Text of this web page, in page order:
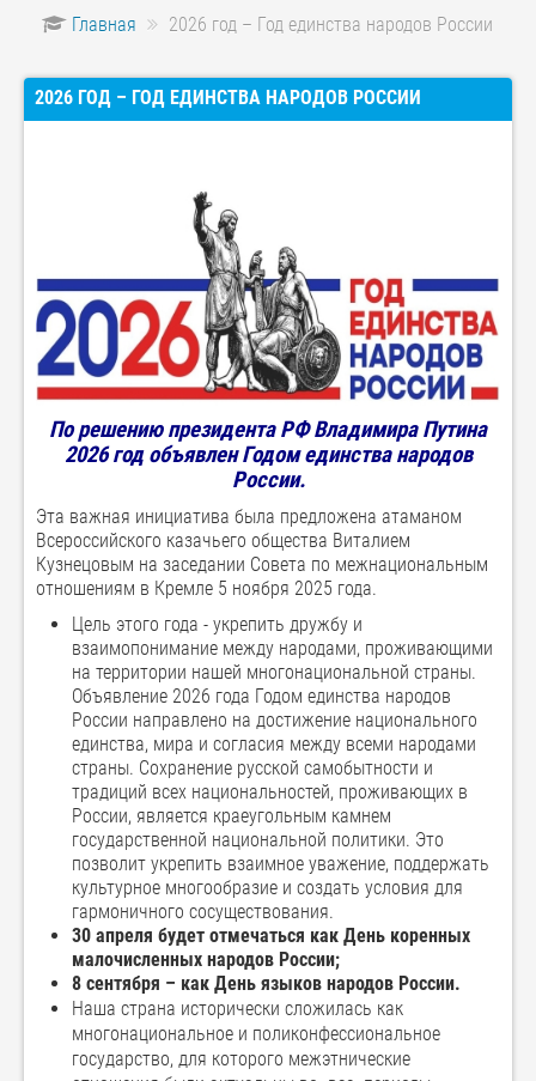
Главная 2026 год – Год единства народов России
2026 ГОД – ГОД ЕДИНСТВА НАРОДОВ РОССИИ
По решению президента РФ Владимира Путина
2026 год объявлен Годом единства народов
России.
Эта важная инициатива была предложена атаманом
Всероссийского казачьего общества Виталием
Кузнецовым на заседании Совета по межнациональным
отношениям в Кремле 5 ноября 2025 года.
Цель этого года - укрепить дружбу и
взаимопонимание между народами, проживающими
на территории нашей многонациональной страны.
Объявление 2026 года Годом единства народов
России направлено на достижение национального
единства, мира и согласия между всеми народами
страны. Сохранение русской самобытности и
традиций всех национальностей, проживающих в
России, является краеугольным камнем
государственной национальной политики. Это
позволит укрепить взаимное уважение, поддержать
культурное многообразие и создать условия для
гармоничного сосуществования.
30 апреля будет отмечаться как День коренных
малочисленных народов России;
8 сентября – как День языков народов России.
Наша страна исторически сложилась как
многонациональное и поликонфессиональное
государство, для которого межэтнические